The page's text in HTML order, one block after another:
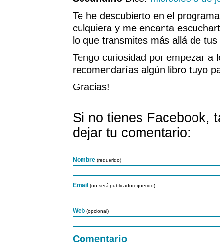
Te he descubierto en el
culquiera y me encanta
lo que transmites más allá de
Tengo curiosidad por empezar a
recomendarías algún libro tuyo
Gracias!
Si no tienes Facebook,
dejar tu comentario:
Nombre (requerido)
Email (no será publicadorequerido)
Web (opcional)
Comentario